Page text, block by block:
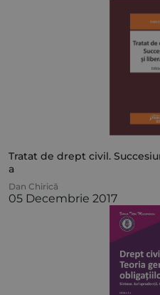
Tratat de drept civil.
a
Dan Chirică
05 Decembrie 2017